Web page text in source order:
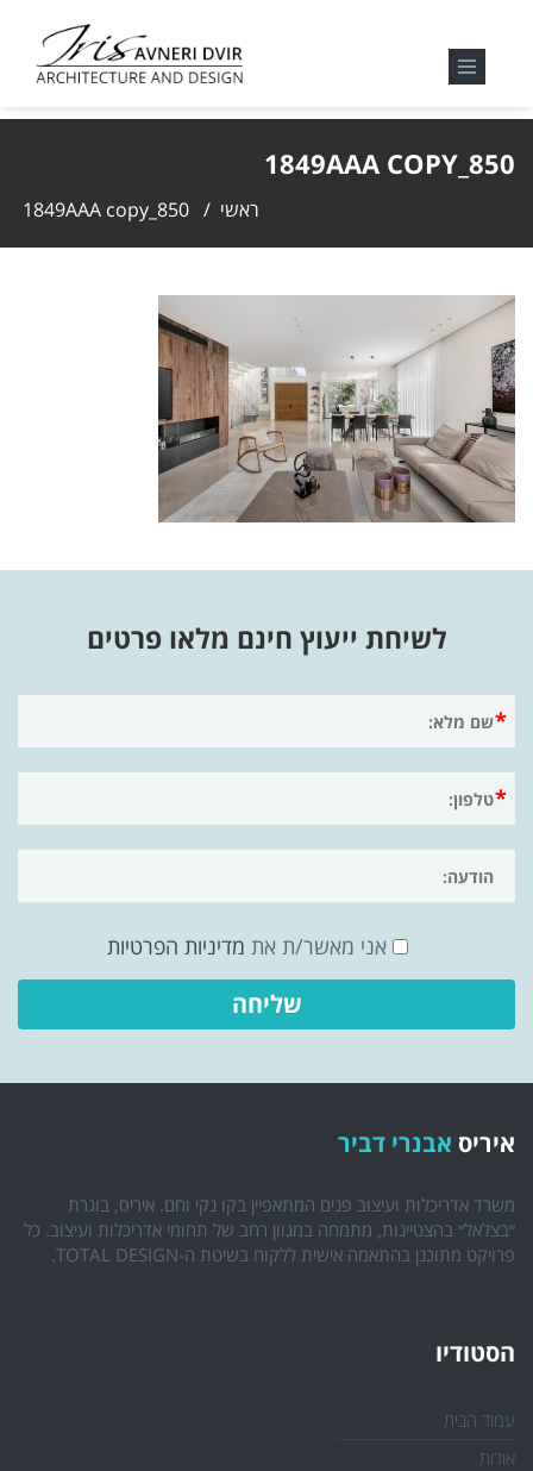
850_1849AAA COPY
ראשי /
850_1849AAA copy
לשיחת ייעוץ חינם מלאו פרטים
אני מאשר/ת את מדיניות הפרטיות
איריס אבנרי דביר
משרד אדריכלות ועיצוב פנים המתאפיין בקו נקי וחם. איריס, בוגרת
״בצלאל״ בהצטיינות, מתמחה במגוון רחב של תחומי אדריכלות ועיצוב. כל
פרויקט מתוכנן בהתאמה אישית ללקוח בשיטת ה-TOTAL DESIGN.
הסטודיו
עמוד הבית
אודות